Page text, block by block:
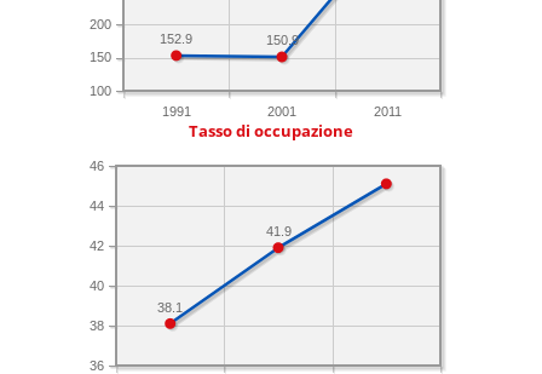
1991 2001 2011
100
150
200
150.9
152.9
Tasso di occupazione
36
38
40
42
44
46
41.9
38.1